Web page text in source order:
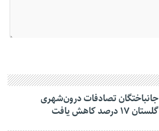
جانباختگان تصادفات درون‌شهری
گلستان ۱۷ درصد کاهش یافت